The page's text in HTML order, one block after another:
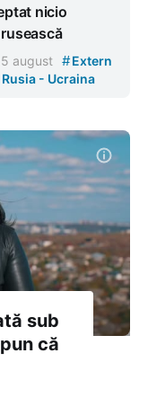
nicio
august #Extern
- Ucraina
sub
că